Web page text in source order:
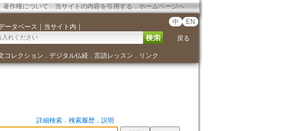
著作権について．当サイトの内容を引用する ． ホームページへ
ータベース ｜ 当サイト内 ｜
中 EN
戻る
コレクション ． デジタル仏経． 言語レッスン ． リンク
詳細検索． 検索履歴． 説明